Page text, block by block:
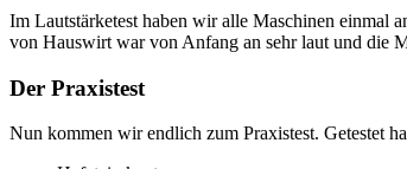
Im Lautstärketest haben wir alle Maschinen einmal
von Hauswirt war von Anfang an sehr laut und die
Der Praxistest
Nun kommen wir endlich zum Praxistest. Getestet